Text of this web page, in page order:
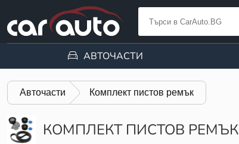
АВТОЧАСТИ
Авточасти Комплект пистов ремък
КОМПЛЕКТ ПИСТОВ РЕМЪК